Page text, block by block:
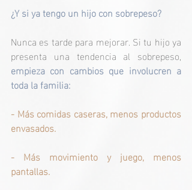
¿Y si ya tengo un hijo con sobrepeso?
Nunca es tarde para mejorar. Si tu hijo ya
empieza con cambios que involucren a
toda la familia:
- Más comidas caseras, menos productos
envasados.
- Más movimiento y juego, menos
pantallas.